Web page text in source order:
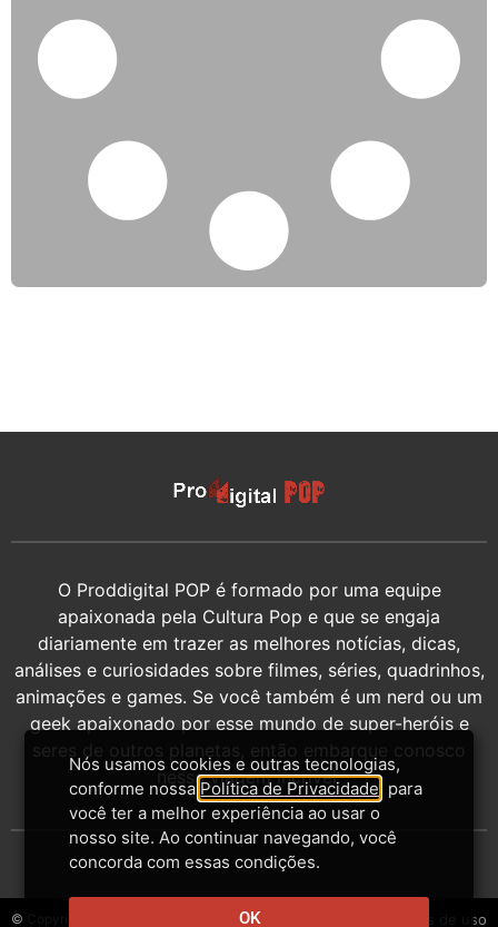
O Proddigital POP é formado por uma equipe
apaixonada pela Cultura Pop e que se engaja
diariamente em trazer as melhores notícias, dicas,
análises e curiosidades sobre filmes, séries, quadrinhos,
animações e games. Se você também é um nerd ou um
geek apaixonado por esse mundo de super-heróis e
seres de outros planetas, então embarque conosco
nessa viagem incrível.
© Copyright 2014-2026 - Proddigital Contato Termos de uso
Nós usamos cookies e outras tecnologias,
conforme nossa Política de Privacidade , para
você ter a melhor experiência ao usar o
nosso site. Ao continuar navegando, você
concorda com essas condições.
OK